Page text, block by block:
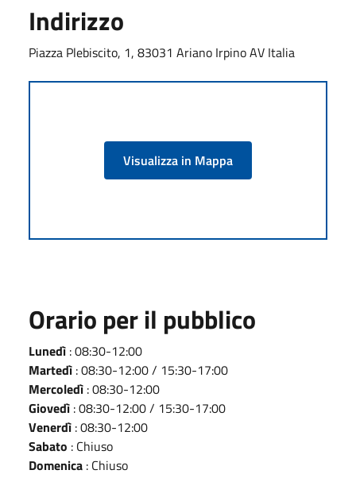
Indirizzo
Piazza Plebiscito, 1, 83031 Ariano Irpino AV Italia
Visualizza in Mappa
Orario per il pubblico
Lunedì : 08:30-12:00
Martedì : 08:30-12:00 / 15:30-17:00
Mercoledì : 08:30-12:00
Giovedì : 08:30-12:00 / 15:30-17:00
Venerdì : 08:30-12:00
Sabato : Chiuso
Domenica : Chiuso